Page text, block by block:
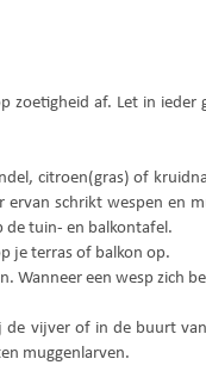
af. Let in
citroen(gras) of
schrikt wespen en
de tuin- en balkontafel.
je terras of balkon op.
een wesp zich
vijver of in de buurt
muggenlarven.